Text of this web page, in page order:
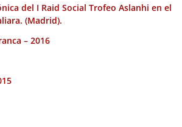
del I Raid Social Trofeo Aslanhi en el
(Madrid).
– 2016